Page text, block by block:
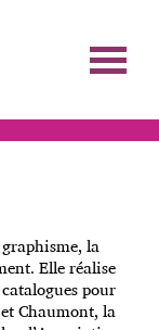
la
Elle réalise
pour
Chaumont, la